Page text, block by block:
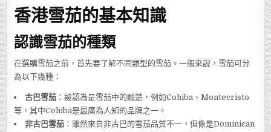
香港雪茄的基本知識
認識雪茄的種類
在選購雪茄之前，首先要了解不同類型的雪茄。一般來說，雪茄可分
為以下幾種：
古巴雪茄 ：被認為是雪茄中的翹楚，例如Cohiba、Montecristo
等，其中Cohiba是最廣為人知的品牌之一。
非古巴雪茄 ：雖然來自非古巴的雪茄品質不一，但像是Dominican